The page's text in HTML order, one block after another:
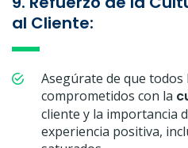
al Cliente:
Asegúrate de que
comprometidos con la
cliente y la importancia
experiencia positiva,